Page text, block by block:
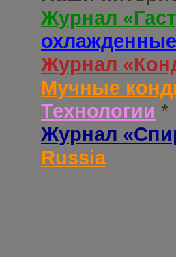
Журнал
Журнал
Мучные
Технологии *
Журнал
Russia